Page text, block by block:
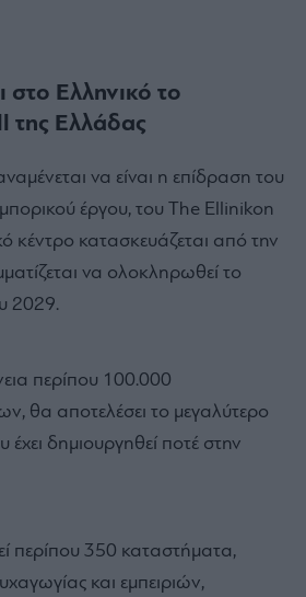
στο Ελληνικό το
της Ελλάδας
να είναι η επίδραση του
έργου, του The Ellinikon
κέντρο κατασκευάζεται από την
να ολοκληρωθεί το
2029.
περίπου 100.000
θα αποτελέσει το μεγαλύτερο
έχει δημιουργηθεί ποτέ στην
περίπου 350 καταστήματα,
και εμπειριών,